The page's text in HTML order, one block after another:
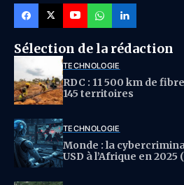
Sélection de la rédaction
TECHNOLOGIE
RDC : 11 500 km de
145 territoires
TECHNOLOGIE
Monde : la
USD à l’Afrique en 2025